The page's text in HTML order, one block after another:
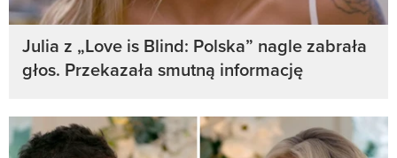
Julia z „Love is Blind: Polska” nagle zabrała
głos. Przekazała smutną informację